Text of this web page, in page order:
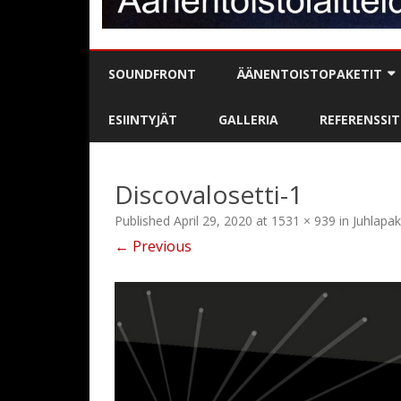
SOUNDFRONT ÄÄNENTOISTOPAKETIT
BÄNDIPAKETIT
PUHE- / JUONTOPAKETIT
KARAOKE
ESIINTYJÄT GALLERIA REFERENSSIT
Discovalosetti-1
Published April 29, 2020 at 1531 × 939 in
← Previous